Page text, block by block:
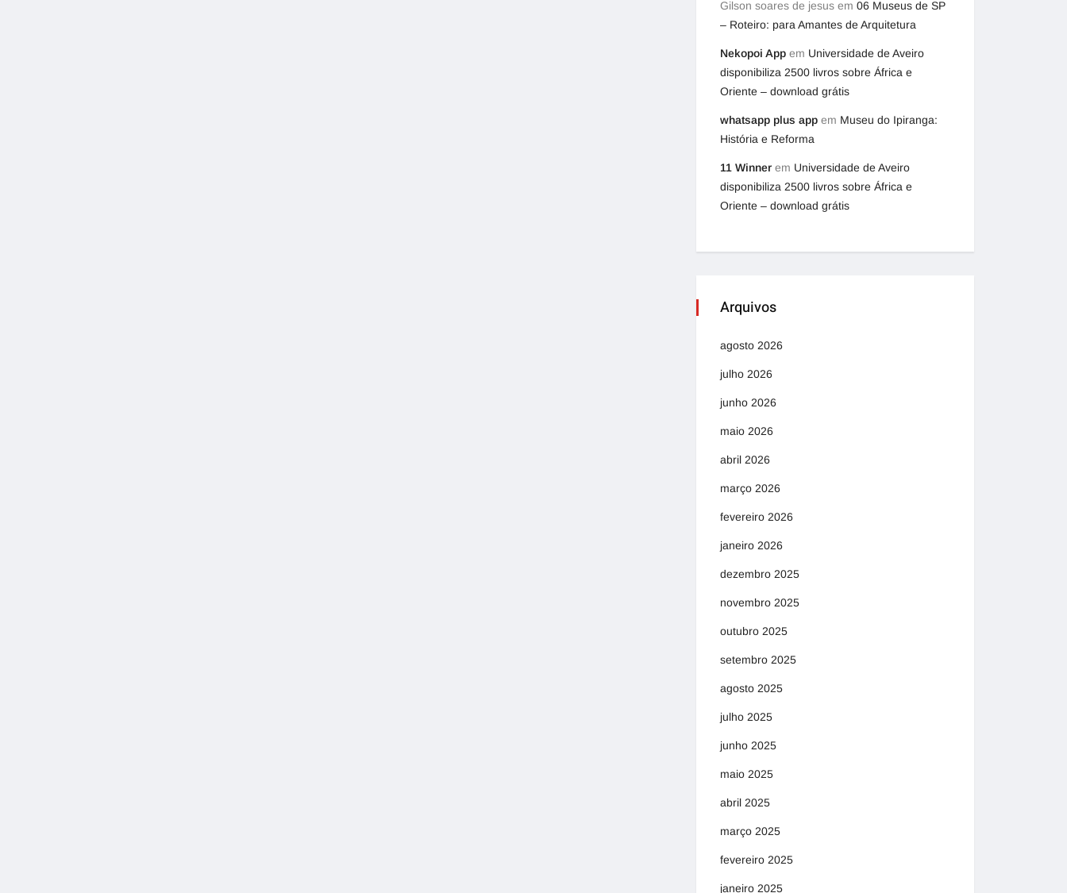
Gilson soares de jesus em 06 Museus de SP
– Roteiro: para Amantes de Arquitetura
Nekopoi App em Universidade de Aveiro
disponibiliza 2500 livros sobre África e
Oriente – download grátis
whatsapp plus app em Museu do Ipiranga:
História e Reforma
11 Winner em Universidade de Aveiro
disponibiliza 2500 livros sobre África e
Oriente – download grátis
Arquivos
agosto 2026
julho 2026
junho 2026
maio 2026
abril 2026
março 2026
fevereiro 2026
janeiro 2026
dezembro 2025
novembro 2025
outubro 2025
setembro 2025
agosto 2025
julho 2025
junho 2025
maio 2025
abril 2025
março 2025
fevereiro 2025
janeiro 2025